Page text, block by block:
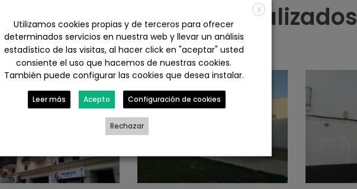
Otros trabajos realizados
X
Utilizamos cookies propias y de terceros para ofrecer
determinados servicios en nuestra web y llevar un análisis
estadístico de las visitas, al hacer click en "aceptar" usted
consiente el uso que hacemos de nuestras cookies.
También puede configurar las cookies que desea instalar.
Leer más Acepto Configuración de cookies
Rechazar